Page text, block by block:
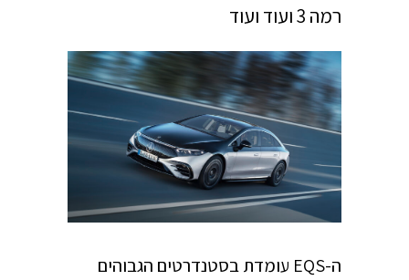
רמה 3 ועוד ועוד
ה-EQS עומדת בסטנדרטים הגבוהים